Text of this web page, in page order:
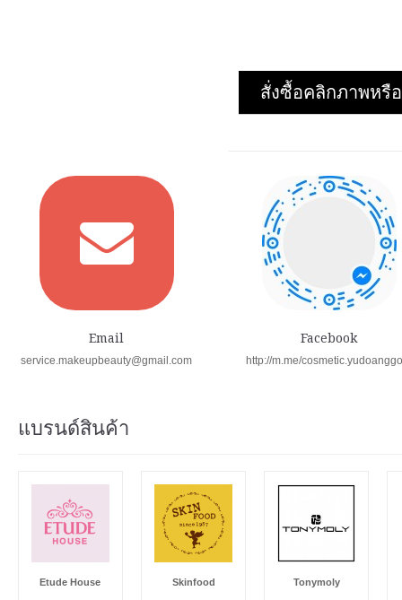
สั่งซื้อคลิกภาพหรื
Email
service.makeupbeauty@gmail.com
Facebook
http://m.me/
แบรนด์สินค้า
Etude House Skinfood Tonymoly